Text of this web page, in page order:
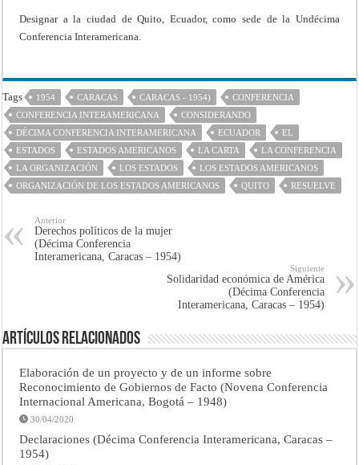
Designar a la ciudad de Quito, Ecuador, como sede de la Undécima
Conferencia Interamericana.
Tags 1954 CARACAS CARACAS - 1954)
CONFERENCIA
CONFERENCIA INTERAMERICANA
CONSIDERANDO
DÉCIMA CONFERENCIA INTERAMERICANA
ECUADOR
EL
ESTADOS
ESTADOS AMERICANOS LA CARTA
LA CONFERENCIA
LA ORGANIZACIÓN
LOS ESTADOS
LOS ESTADOS AMERICANOS
ORGANIZACIÓN DE LOS ESTADOS AMERICANOS
QUITO RESUELVE
Anterior
Derechos políticos de la mujer
(Décima Conferencia
Interamericana, Caracas – 1954)
Siguiente
Solidaridad económica de América
(Décima Conferencia
Interamericana, Caracas – 1954)
Artículos Relacionados
Elaboración de un proyecto y de un informe sobre
Reconocimiento de Gobiernos de Facto (Novena Conferencia
Internacional Americana, Bogotá – 1948)
30/04/2020
Declaraciones (Décima Conferencia Interamericana, Caracas –
1954)